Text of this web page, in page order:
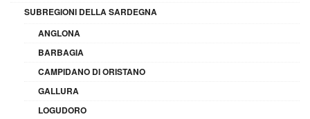
SUBREGIONI DELLA SARDEGNA
ANGLONA
BARBAGIA
CAMPIDANO DI ORISTANO
GALLURA
LOGUDORO